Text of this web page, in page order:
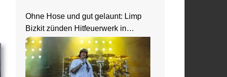
Ohne Hose und gut gelaunt: Limp
Bizkit zünden Hitfeuerwerk in
Saarbrücken